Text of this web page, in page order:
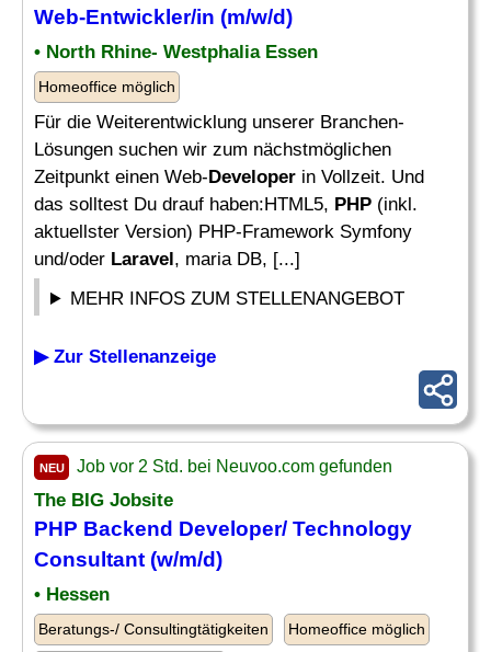
Web-Entwickler/in (m/w/d)
• North Rhine- Westphalia Essen
Homeoffice möglich
Für die Weiterentwicklung unserer Branchen-
Lösungen suchen wir zum nächstmöglichen
Zeitpunkt einen Web-Developer in Vollzeit. Und
das solltest Du drauf haben:HTML5, PHP (inkl.
aktuellster Version) PHP-Framework Symfony
und/oder Laravel, maria DB, [...]
MEHR INFOS ZUM STELLENANGEBOT
▶ Zur Stellenanzeige
NEU Job vor 2 Std. bei Neuvoo.com gefunden
The BIG Jobsite
PHP Backend Developer/ Technology
Consultant (w/m/d)
• Hessen
Beratungs-/ Consultingtätigkeiten Homeoffice möglich